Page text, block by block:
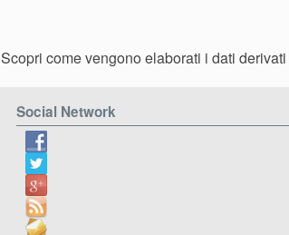
Scopri come vengono elaborati i dati
Social Network